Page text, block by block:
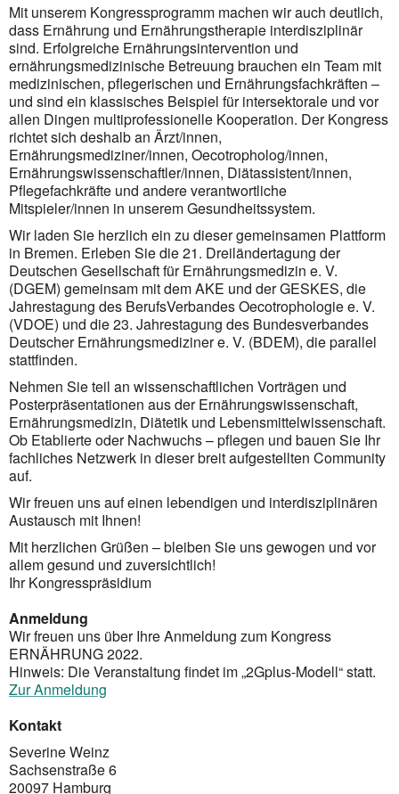
Mit unserem Kongressprogramm machen wir auch deutlich,
dass Ernährung und Ernährungstherapie interdisziplinär
sind. Erfolgreiche Ernährungsintervention und
ernährungsmedizinische Betreuung brauchen ein Team mit
medizinischen, pflegerischen und Ernährungsfachkräften –
und sind ein klassisches Beispiel für intersektorale und vor
allen Dingen multiprofessionelle Kooperation. Der Kongress
richtet sich deshalb an Ärzt/innen,
Ernährungsmediziner/innen, Oecotropholog/innen,
Ernährungswissenschaftler/innen, Diätassistent/innen,
Pflegefachkräfte und andere verantwortliche
Mitspieler/innen in unserem Gesundheitssystem.
Wir laden Sie herzlich ein zu dieser gemeinsamen Plattform
in Bremen. Erleben Sie die 21. Dreiländertagung der
Deutschen Gesellschaft für Ernährungsmedizin e. V.
(DGEM) gemeinsam mit dem AKE und der GESKES, die
Jahrestagung des BerufsVerbandes Oecotrophologie e. V.
(VDOE) und die 23. Jahrestagung des Bundesverbandes
Deutscher Ernährungsmediziner e. V. (BDEM), die parallel
stattfinden.
Nehmen Sie teil an wissenschaftlichen Vorträgen und
Posterpräsentationen aus der Ernährungswissenschaft,
Ernährungsmedizin, Diätetik und Lebensmittelwissenschaft.
Ob Etablierte oder Nachwuchs – pflegen und bauen Sie Ihr
fachliches Netzwerk in dieser breit aufgestellten Community
auf.
Wir freuen uns auf einen lebendigen und interdisziplinären
Austausch mit Ihnen!
Mit herzlichen Grüßen – bleiben Sie uns gewogen und vor
allem gesund und zuversichtlich!
Ihr Kongresspräsidium
Anmeldung
Wir freuen uns über Ihre Anmeldung zum Kongress
ERNÄHRUNG 2022.
Hinweis: Die Veranstaltung findet im „2Gplus-Modell“ statt.
Zur Anmeldung
Kontakt
Severine Weinz
Sachsenstraße 6
20097 Hamburg